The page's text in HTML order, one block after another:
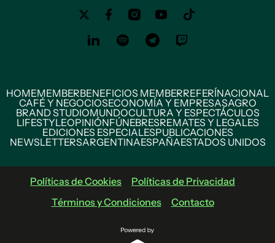
HOMEMEMBERBENEFICIOS MEMBERREFERÍNACIONAL
CAFÉ Y NEGOCIOSECONOMÍA Y EMPRESASAGRO
BRAND STUDIOMUNDOCULTURA Y ESPECTÁCULOS
LIFESTYLEOPINIÓNFÚNEBRESREMATES Y LEGALES
EDICIONES ESPECIALESPUBLICACIONES
NEWSLETTERSARGENTINAESPAÑAESTADOS UNIDOS
Políticas de Cookies
Políticas de Privacidad
Términos y Condiciones
Contacto